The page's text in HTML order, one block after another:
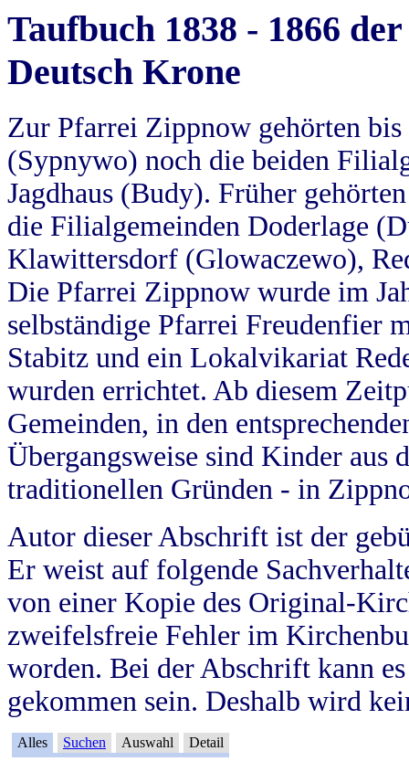
Taufbuch 1838 - 1866
Deutsch Krone
Zur Pfarrei Zippnow gehörten
(Sypnywo) noch die beiden
Jagdhaus (Budy). Früher
die Filialgemeinden Doderlage
Klawittersdorf (Glowaczewo),
Die Pfarrei Zippnow wurde im
selbständige Pfarrei Freudenfier
Stabitz und ein Lokalvikariat
wurden errichtet. Ab diesem
Gemeinden, in den
Übergangsweise sind Kinder aus
traditionellen Gründen - in
Autor dieser Abschrift ist der
Er weist auf folgende
von einer Kopie des Original-
zweifelsfreie Fehler im
worden. Bei der Abschrift kann
gekommen sein. Deshalb wird
Alles Suchen Auswahl Detail